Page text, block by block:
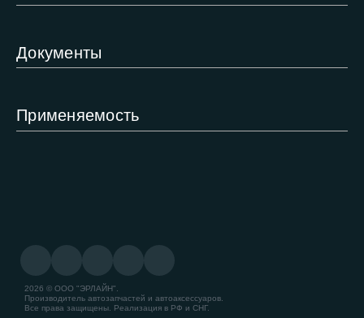
Документы
Применяемость
2026 © ООО "ЭРЛАЙН".
Производитель автозапчастей и автоаксессуаров.
Все права защищены. Реализация в РФ и СНГ.